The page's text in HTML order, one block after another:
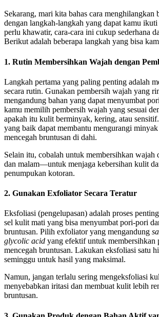
Sekarang, mari kita bahas cara menghilangkan
dengan langkah-langkah yang dapat kamu
perlu khawatir, cara-cara ini cukup sederhana
Berikut adalah beberapa langkah yang bisa
1. Rutin Membersihkan Wajah dengan
Langkah pertama yang paling penting adalah
secara rutin. Gunakan pembersih wajah yang
mengandung bahan yang dapat menyumbat
kamu memilih pembersih wajah yang sesuai
apakah itu kulit berminyak, kering, atau
yang baik dapat membantu mengurangi
mencegah bruntusan di dahi.
Selain itu, cobalah untuk membersihkan
dan malam—untuk menjaga kebersihan kulit
penumpukan kotoran.
2. Gunakan Exfoliator Secara Teratur
Eksfoliasi (pengelupasan) adalah proses
sel kulit mati yang bisa menyumbat pori-pori
bruntusan. Pilih exfoliator yang mengandung
glycolic acid yang efektif untuk membersihkan
mencegah bruntusan. Lakukan eksfoliasi satu
seminggu untuk hasil yang maksimal.
Namun, jangan terlalu sering mengeksfoliasi
menyebabkan iritasi dan membuat kulit lebih
bruntusan.